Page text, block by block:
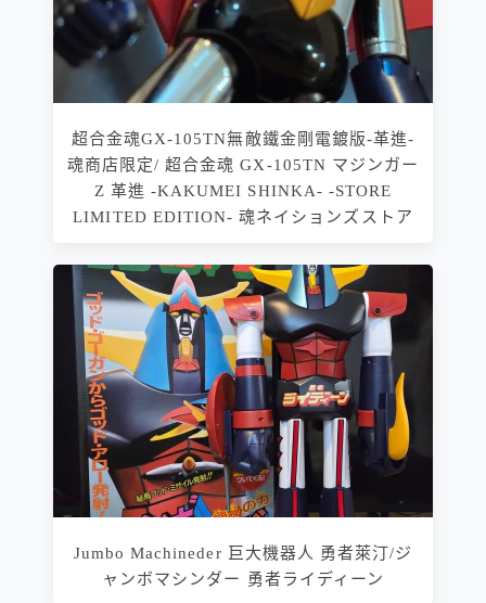
超合金魂GX-105TN無敵鐵金剛電鍍版-革進-
魂商店限定/ 超合金魂 GX-105TN マジンガー
Z 革進 -KAKUMEI SHINKA- -STORE
LIMITED EDITION- 魂ネイションズストア
Jumbo Machineder 巨大機器人 勇者萊汀/ジ
ャンボマシンダー 勇者ライディーン